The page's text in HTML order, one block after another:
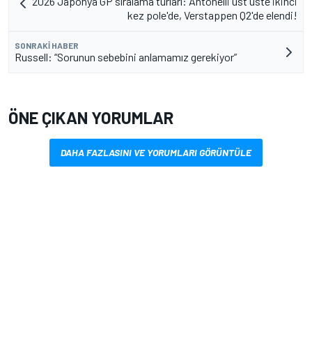
kez pole'de, Verstappen Q2'de elendi!
SONRAKI HABER
Russell: “Sorunun sebebini anlamamız gerekiyor”
ÖNE ÇIKAN YORUMLAR
DAHA FAZLASINI VE YORUMLARI GÖRÜNTÜLE